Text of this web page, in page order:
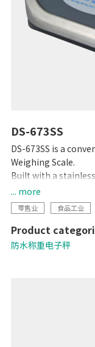
DS-673SS
DS-673SS is a
Weighing Scale.
Built with a
this scale is totally
perfect choice for
ensures accuracy
underwater
unloading objects
... more
零售业 食品工业
Product
防水称重电子秤